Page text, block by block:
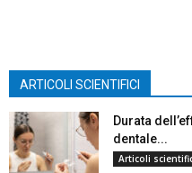
ARTICOLI SCIENTIFICI
Durata
dentale...
Articoli